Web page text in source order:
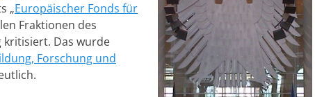
„Europäischer Fonds für
Fraktionen des
kritisiert. Das wurde
Forschung und